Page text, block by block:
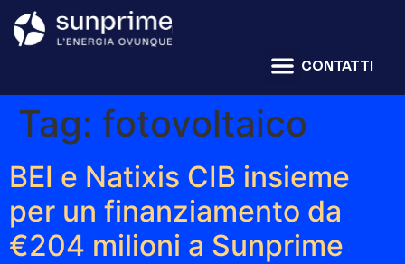
CONTATTI
Tag: fotovoltaico
BEI e Natixis CIB insieme
per un finanziamento da
€204 milioni a Sunprime